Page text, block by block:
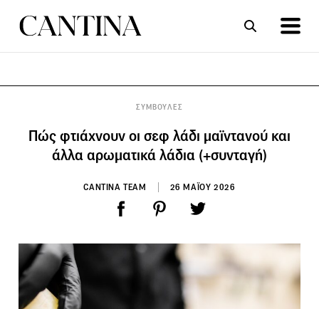
ΣΥΜΒΟΥΛΕΣ
Πώς φτιάχνουν οι σεφ λάδι μαϊντανού και
άλλα αρωματικά λάδια (+συνταγή)
CANTINA TEAM 26 ΜΑΪΟΥ 2026